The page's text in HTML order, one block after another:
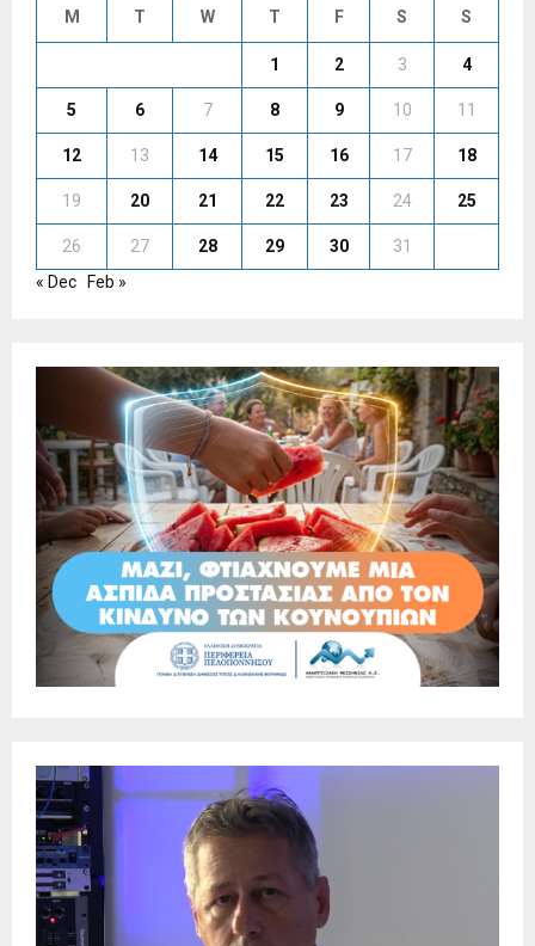
M T W T F S S
1 2 3 4
5 6 7 8 9 10 11
12 13 14 15 16 17 18
19 20 21 22 23 24 25
26 27 28 29 30
31
« Dec Feb »